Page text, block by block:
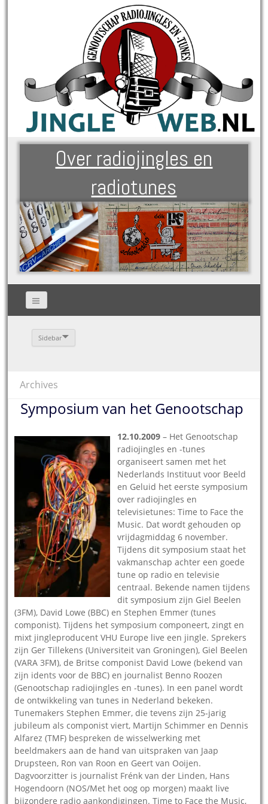
Over radiojingles en
radiotunes
Sidebar
Archives
Symposium van het Genootschap
12.10.2009– Het Genootschap
radiojingles en -tunes
organiseert samen met het
Nederlands Instituut voor Beeld
en Geluid het eerste symposium
over radiojingles en
televisietunes: Time to Face the
Music. Dat wordt gehouden op
vrijdagmiddag 6 november.
Tijdens dit symposium staat het
vakmanschap achter een goede
tune op radio en televisie
centraal. Bekende namen tijdens
dit symposium zijn Giel Beelen
(3FM), David Lowe (BBC) en Stephen Emmer (tunes
componist). Tijdens het symposium componeert, zingt en
mixt jingleproducent VHU Europe live een jingle. Sprekers
zijn Ger Tillekens (Universiteit van Groningen), Giel Beelen
(VARA 3FM), de Britse componist David Lowe (bekend van
zijn idents voor de BBC) en journalist Benno Roozen
(Genootschap radiojingles en -tunes). In een panel wordt
de ontwikkeling van tunes in Nederland bekeken.
Tunemakers Stephen Emmer, die tevens zijn 25-jarig
jubileum als componist viert, Martijn Schimmer en Dennis
Alfarez (TMF) bespreken de wisselwerking met
beeldmakers aan de hand van uitspraken van Jaap
Drupsteen, Ron van Roon en Geert van Ooijen.
Dagvoorzitter is journalist Frénk van der Linden, Hans
Hogendoorn (NOS/Met het oog op morgen) maakt live
bijzondere radio aankondigingen. Time to Face the Music,